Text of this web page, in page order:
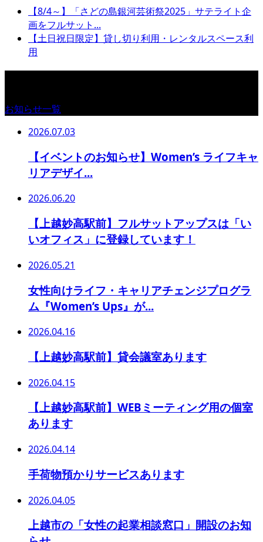
【8/4～】「さどの島銀河芸術祭2025」サテライト企
画をフルサット...
【土日祝日限定】貸し切り利用・レンタルスペース利
用
お知らせ一覧
2026.07.03
【イベントのお知らせ】Women’s ライフキャ
リアデザイ...
2026.06.20
【上越妙高駅前】フルサットアップスは「い
いオフィス」に登録しています！
2026.05.21
女性向けライフ・キャリアチェンジプログラ
ム『Women’s Ups』が...
2026.04.16
【上越妙高駅前】貸会議室あります
2026.04.15
【上越妙高駅前】WEBミーティング用の個室
あります
2026.04.14
手荷物預かりサービスあります
2026.04.05
上越市の「女性の起業相談窓口」開設のお知